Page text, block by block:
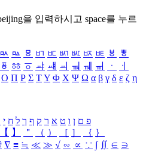
을 입력하시고 space를 누르
ㅯ ㅰ ㅱ ㅲ ㅳ ㅴ ㅵ ㅶ ㅷ ㅸ
ㅹ
ㆄ ㆅ ㆆ ㆇ ㆈ ㆉ ㆊ ㆋ ㆌ ㆍ
ㆎ
Ο Π Ρ Σ ΤΥ Φ Χ Ψ Ω α β γ δ ε ζ η
פ ם ן ו ט א ר ק ף ך ל ח י
【 】 ＂ （ ） ［ ］ ｛ ｝
∇ ≡ ≒ ≪ ≫ √ ∽ ∝ ∵ ∫ ∬ ∈ ∋